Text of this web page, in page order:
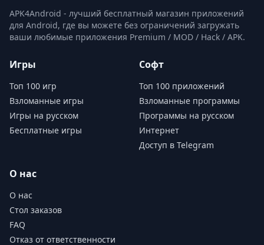
APK4Android - лучший бесплатный магазин приложений
для Android, где вы можете без ограничений загружать
ваши любимые приложения Premium / MOD / Hack / APK.
Игры
Топ 100 игр
Взломанные игры
Игры на русском
Бесплатные игры
Софт
Топ 100 приложений
Взломанные программы
Программы на русском
Интернет
Доступ в Telegram
О нас
О нас
Стол заказов
FAQ
Отказ от ответственности